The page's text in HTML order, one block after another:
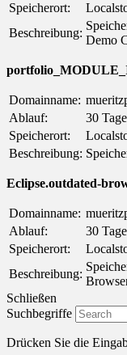
Speicherort:
Beschreibung:
Demo
Domainname:
Ablauf:
30 Tage
Speicherort:
Beschreibung:
Eclipse.outdated-
Domainname:
Ablauf:
30 Tage
Speicherort:
Beschreibung:
Schließen
Suchbegriffe
Drücken Sie die